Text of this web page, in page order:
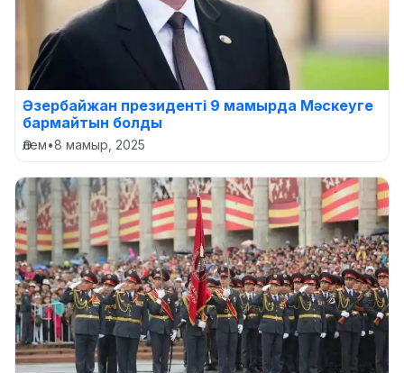
Әзербайжан президенті 9 мамырда Мәскеуге
бармайтын болды
Әлем•8 мамыр, 2025